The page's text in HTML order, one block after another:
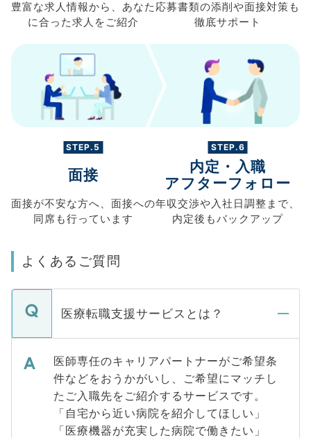
豊富な求人情報から、 あなた
に合った求人を ご紹介
応募書類の添削や面接対策も
徹底サポート
STEP.5
面接
面接が不安な方へ、 面接への
同席も行っています
STEP.6
内定・入職
アフターフォロー
年収交渉や 入社日調整まで、
内定後もバックアップ
よくあるご質問
医療転職支援サービスとは？
医師専任のキャリアパートナーがご希望条
件などをおうかがいし、ご希望にマッチし
たご入職先をご紹介するサービスです。
「自宅から近い病院を紹介してほしい」
「医療機器が充実した病院で働きたい」